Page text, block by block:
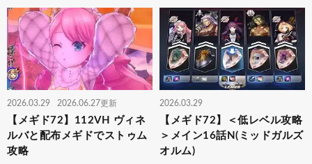
2026.03.29 2026.06.27更新
【メギド72】112VH ヴィネ
ルバと配布メギドでストゥム
攻略
2026.03.29
【メギド72】＜低レベル攻略
＞メイン16話N(ミッドガルズ
オルム)